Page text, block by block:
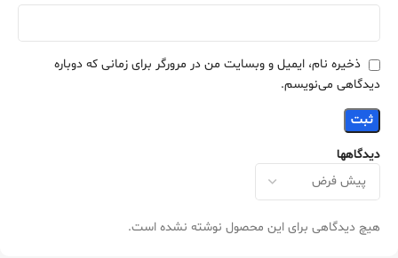
دیدگاهها
هیچ دیدگاهی برای این محصول نوشته نشده است.
ذخیره نام، ایمیل و وبسایت من در مرورگر برای زمانی که دوباره
دیدگاهی می‌نویسم.